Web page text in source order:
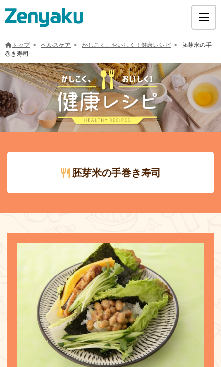
グループについて
サステナビリティ
ヘルスケア
お問い合わせ
トップ ヘルスケア かしこく、おいしく！健康レシピ
胚芽米の手
巻き寿司
胚芽米の手巻き寿司